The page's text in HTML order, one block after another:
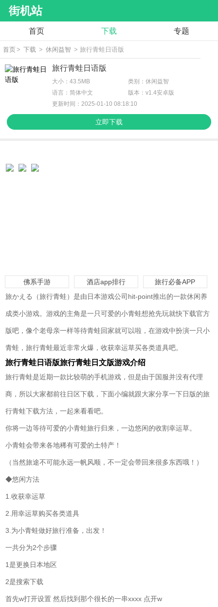
街机站
首页 下载 专题
首页> 下载 > 休闲益智 > 旅行青蛙日语版
旅行青蛙日语版
大小：43.5MB
类别：休闲益智
语言：简体中文
版本：v1.4安卓版
更新时间：2025-01-10 08:18:10
立即下载
佛系手游 酒店app排行
旅行必备APP
旅かえる（旅行青蛙）是由日本游戏公司hit-point推出的一款休闲养
成类小游戏。游戏的主角是一只可爱的小青蛙想抢先玩就快下载官方
版吧，像个老母亲一样等待青蛙回家就可以啦，在游戏中扮演一只小
青蛙，旅行青蛙最近非常火爆，收获幸运草买各类道具吧。
旅行青蛙日语版旅行青蛙日文版游戏介绍
旅行青蛙是近期一款比较萌的手机游戏，但是由于国服并没有代理
商，所以大家都前往日区下载，下面小编就跟大家分享一下日版的旅
行青蛙下载方法，一起来看看吧。
你将一边等待可爱的小青蛙旅行归来，一边悠闲的收割幸运草。
小青蛙会带来各地稀有可爱的土特产！
（当然旅途不可能永远一帆风顺，不一定会带回来很多东西哦！）
◆悠闲方法
1.收获幸运草
2.用幸运草购买各类道具
3.为小青蛙做好旅行准备，出发！
一共分为2个步骤
1是更换日本地区
2是搜索下载
首先w打开设置 然后找到那个很长的一串xxxx 点开w